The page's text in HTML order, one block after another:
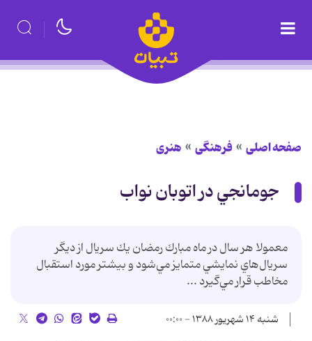
صفحه اصلی فرهنگی هنری
جومانجي در اتوبان نواب
معمولا هر سال در ماه مبارك رمضان يك سريال از ديگر
سريال‌هاي نمايشي متمايز مي‌شود و بيشتر مورد استقبال
مخاطب قرار مي‌گيرد ...
شنبه ۱۴ شهریور ۱۳۸۸ - ۰۰:۰۰